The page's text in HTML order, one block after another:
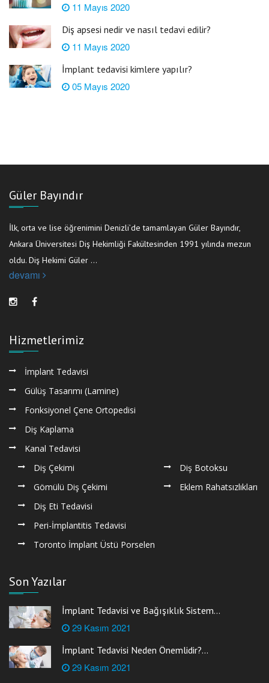
11 Mayıs 2020
Diş apsesi nedir ve nasıl tedavi edilir?
11 Mayıs 2020
İmplant tedavisi kimlere yapılır?
05 Mayıs 2020
Güler Bayındır
İlk, orta ve lise öğrenimini Denizli’de tamamlayan Güler Bayındır,
Ankara Üniversitesi Diş Hekimliği Fakültesinden 1991 yılında mezun
oldu. Diş Hekimi Güler ...
devamı
Hizmetlerimiz
İmplant Tedavisi
Gülüş Tasarımı (Lamine)
Fonksiyonel Çene Ortopedisi
Diş Kaplama
Kanal Tedavisi
Diş Çekimi
Gömülü Diş Çekimi
Diş Eti Tedavisi
Peri-İmplantitis Tedavisi
Toronto İmplant Üstü Porselen
Diş Botoksu
Eklem Rahatsızlıkları
Son Yazılar
İmplant Tedavisi ve Bağışıklık Sistem...
29 Kasım 2021
İmplant Tedavisi Neden Önemlidir?...
29 Kasım 2021